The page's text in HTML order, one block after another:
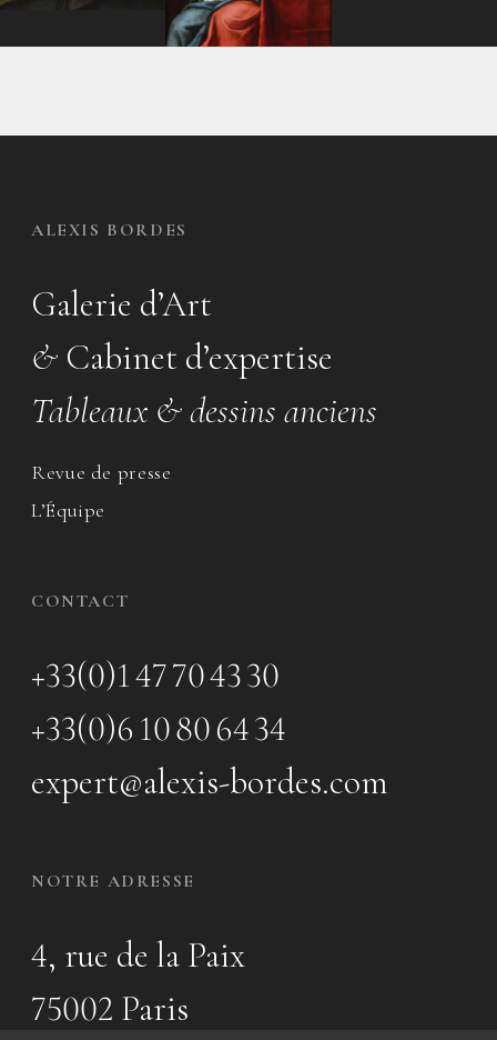
ALEXIS BORDES
Galerie d’Art
& Cabinet d’expertise
Tableaux & dessins anciens
Revue de presse
L’Équipe
CONTACT
+33(0)1 47 70 43 30
+33(0)6 10 80 64 34
expert@alexis-bordes.com
NOTRE ADRESSE
4, rue de la Paix
75002 Paris